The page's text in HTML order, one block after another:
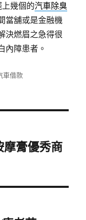
幾個的汽車除臭
當舖或是金融機
決燃眉之急得很
內障患者。
車借款
摩膏優秀商